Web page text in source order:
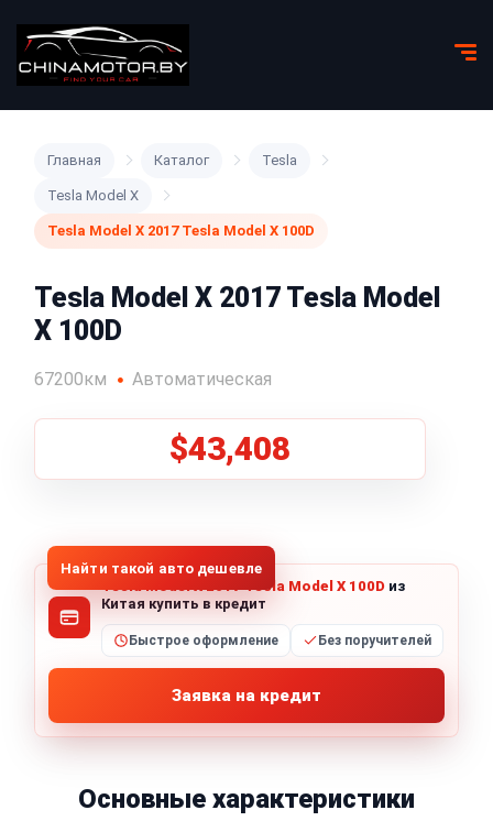
Главная Каталог Tesla
Tesla Model X
Tesla Model X 2017 Tesla Model X 100D
Tesla Model X 2017 Tesla Model
X 100D
67200км Автоматическая
$43,408
Найти такой авто дешевле
Tesla Model X 2017 Tesla Model X 100D из
Китая купить в кредит
Быстрое оформление Без поручителей
Заявка на кредит
Основные характеристики